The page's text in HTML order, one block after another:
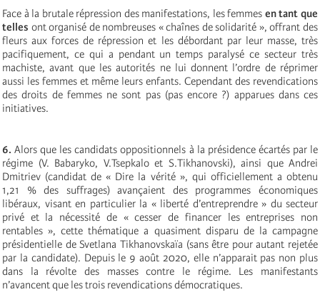
Face à la brutale répression des manifestations, les femmes en tant que
telles ont organisé de nombreuses « chaînes de solidarité », offrant des
fleurs aux forces de répression et les débordant par leur masse, très
pacifiquement, ce qui a pendant un temps paralysé ce secteur très
machiste, avant que les autorités ne lui donnent l’ordre de réprimer
aussi les femmes et même leurs enfants. Cependant des revendications
des droits de femmes ne sont pas (pas encore ?) apparues dans ces
initiatives.
6. Alors que les candidats oppositionnels à la présidence écartés par le
régime (V. Babaryko, V.Tsepkalo et S.Tikhanovski), ainsi que Andrei
Dmitriev (candidat de « Dire la vérité », qui officiellement a obtenu
1,21 % des suffrages) avançaient des programmes économiques
libéraux, visant en particulier la « liberté d’entreprendre » du secteur
privé et la nécessité de « cesser de financer les entreprises non
rentables », cette thématique a quasiment disparu de la campagne
présidentielle de Svetlana Tikhanovskaïa (sans être pour autant rejetée
par la candidate). Depuis le 9 août 2020, elle n’apparait pas non plus
dans la révolte des masses contre le régime. Les manifestants
n’avancent que les trois revendications démocratiques.